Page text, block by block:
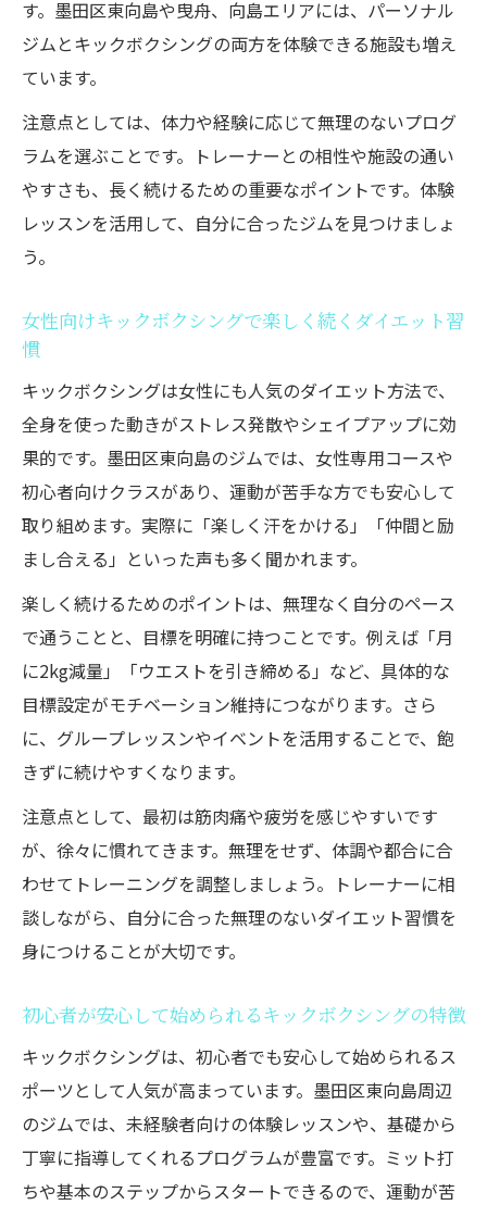
す。墨田区東向島や曳舟、向島エリアには、パーソナル
ジムとキックボクシングの両方を体験できる施設も増え
ています。
注意点としては、体力や経験に応じて無理のないプログ
ラムを選ぶことです。トレーナーとの相性や施設の通い
やすさも、長く続けるための重要なポイントです。体験
レッスンを活用して、自分に合ったジムを見つけましょ
う。
女性向けキックボクシングで楽しく続くダイエット習
慣
キックボクシングは女性にも人気のダイエット方法で、
全身を使った動きがストレス発散やシェイプアップに効
果的です。墨田区東向島のジムでは、女性専用コースや
初心者向けクラスがあり、運動が苦手な方でも安心して
取り組めます。実際に「楽しく汗をかける」「仲間と励
まし合える」といった声も多く聞かれます。
楽しく続けるためのポイントは、無理なく自分のペース
で通うことと、目標を明確に持つことです。例えば「月
に2kg減量」「ウエストを引き締める」など、具体的な
目標設定がモチベーション維持につながります。さら
に、グループレッスンやイベントを活用することで、飽
きずに続けやすくなります。
注意点として、最初は筋肉痛や疲労を感じやすいです
が、徐々に慣れてきます。無理をせず、体調や都合に合
わせてトレーニングを調整しましょう。トレーナーに相
談しながら、自分に合った無理のないダイエット習慣を
身につけることが大切です。
初心者が安心して始められるキックボクシングの特徴
キックボクシングは、初心者でも安心して始められるス
ポーツとして人気が高まっています。墨田区東向島周辺
のジムでは、未経験者向けの体験レッスンや、基礎から
丁寧に指導してくれるプログラムが豊富です。ミット打
ちや基本のステップからスタートできるので、運動が苦